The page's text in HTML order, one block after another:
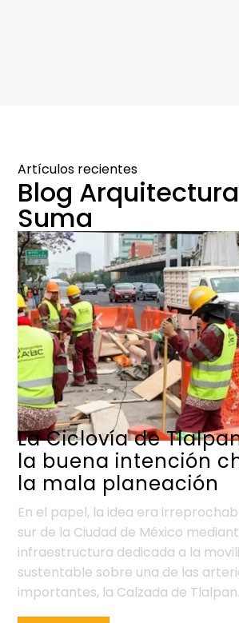
Artículos recientes
Blog
Suma
La Ciclovía de
la buena intención
la mala planeación
En el papel, la idea era
sur de la Ciudad de México
infraestructura dedicada a la
sustentable sobre una de las
importantes, la Calzada de Tlalpan.